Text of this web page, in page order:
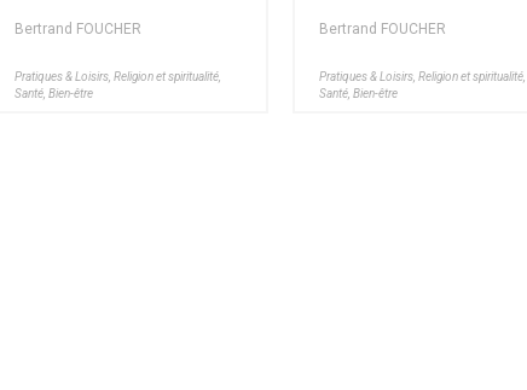
Bertrand FOUCHER
Pratiques & Loisirs, Religion et spiritualité,
Santé, Bien-être
Bertrand FOUCHER
Pratiques & Loisirs, Religion et spiritualité,
Santé, Bien-être